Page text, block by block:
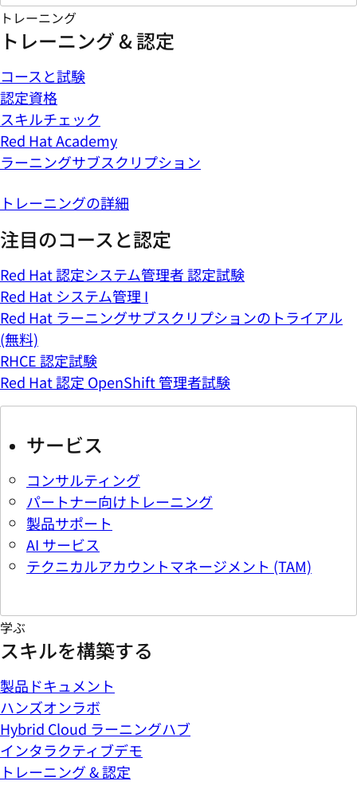
トレーニング
トレーニング & 認定
コースと試験
認定資格
スキルチェック
Red Hat Academy
ラーニングサブスクリプション
トレーニングの詳細
注目のコースと認定
Red Hat 認定システム管理者 認定試験
Red Hat システム管理 I
Red Hat ラーニングサブスクリプションのトライアル
(無料)
RHCE 認定試験
Red Hat 認定 OpenShift 管理者試験
サービス
コンサルティング
パートナー向けトレーニング
製品サポート
AI サービス
テクニカルアカウントマネージメント (TAM)
学ぶ
スキルを構築する
製品ドキュメント
ハンズオンラボ
Hybrid Cloud ラーニングハブ
インタラクティブデモ
トレーニング & 認定